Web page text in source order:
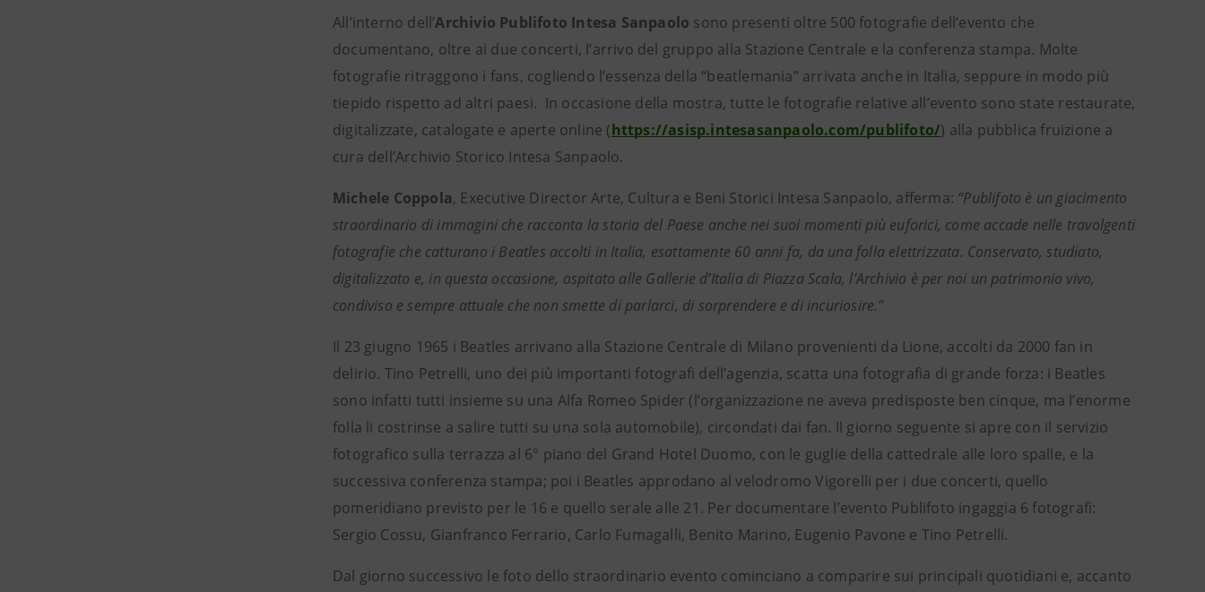
All’interno dell’Archivio Publifoto Intesa Sanpaolo sono presenti oltre 500 fotografie dell’evento che
documentano, oltre ai due concerti, l’arrivo del gruppo alla Stazione Centrale e la conferenza stampa. Molte
fotografie ritraggono i fans, cogliendo l’essenza della “beatlemania” arrivata anche in Italia, seppure in modo più
tiepido rispetto ad altri paesi. In occasione della mostra, tutte le fotografie relative all’evento sono state restaurate,
digitalizzate, catalogate e aperte online (https://asisp.intesasanpaolo.com/publifoto/) alla pubblica fruizione a
cura dell’Archivio Storico Intesa Sanpaolo.
Michele Coppola, Executive Director Arte, Cultura e Beni Storici Intesa Sanpaolo, afferma: “Publifoto è un giacimento
straordinario di immagini che racconta la storia del Paese anche nei suoi momenti più euforici, come accade nelle travolgenti
fotografie che catturano i Beatles accolti in Italia, esattamente 60 anni fa, da una folla elettrizzata. Conservato, studiato,
digitalizzato e, in questa occasione, ospitato alle Gallerie d’Italia di Piazza Scala, l’Archivio è per noi un patrimonio vivo,
condiviso e sempre attuale che non smette di parlarci, di sorprendere e di incuriosire.”
Il 23 giugno 1965 i Beatles arrivano alla Stazione Centrale di Milano provenienti da Lione, accolti da 2000 fan in
delirio. Tino Petrelli, uno dei più importanti fotografi dell’agenzia, scatta una fotografia di grande forza: i Beatles
sono infatti tutti insieme su una Alfa Romeo Spider (l’organizzazione ne aveva predisposte ben cinque, ma l’enorme
folla li costrinse a salire tutti su una sola automobile), circondati dai fan. Il giorno seguente si apre con il servizio
fotografico sulla terrazza al 6° piano del Grand Hotel Duomo, con le guglie della cattedrale alle loro spalle, e la
successiva conferenza stampa; poi i Beatles approdano al velodromo Vigorelli per i due concerti, quello
pomeridiano previsto per le 16 e quello serale alle 21. Per documentare l’evento Publifoto ingaggia 6 fotografi:
Sergio Cossu, Gianfranco Ferrario, Carlo Fumagalli, Benito Marino, Eugenio Pavone e Tino Petrelli.
Dal giorno successivo le foto dello straordinario evento cominciano a comparire sui principali quotidiani e, accanto